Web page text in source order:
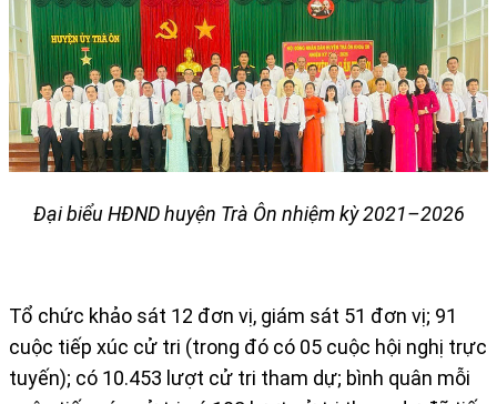
Đại biểu HĐND huyện Trà Ôn nhiệm kỳ 2021–2026
Tổ chức khảo sát 12 đơn vị, giám sát 51 đơn vị; 91
cuộc tiếp xúc cử tri (trong đó có 05 cuộc hội nghị trực
tuyến); có 10.453 lượt cử tri tham dự; bình quân mỗi